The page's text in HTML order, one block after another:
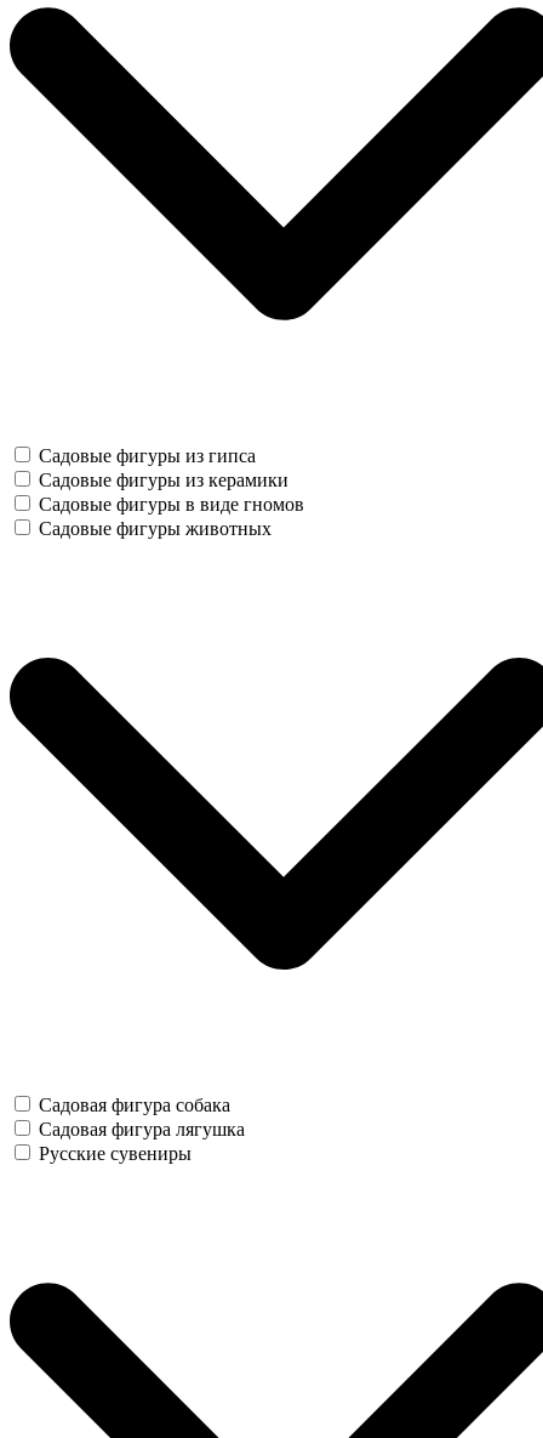
Садовые фигуры из гипса
Садовые фигуры из керамики
Садовые фигуры в виде гномов
Садовые фигуры животных
Садовая фигура собака
Садовая фигура лягушка
Русские сувениры